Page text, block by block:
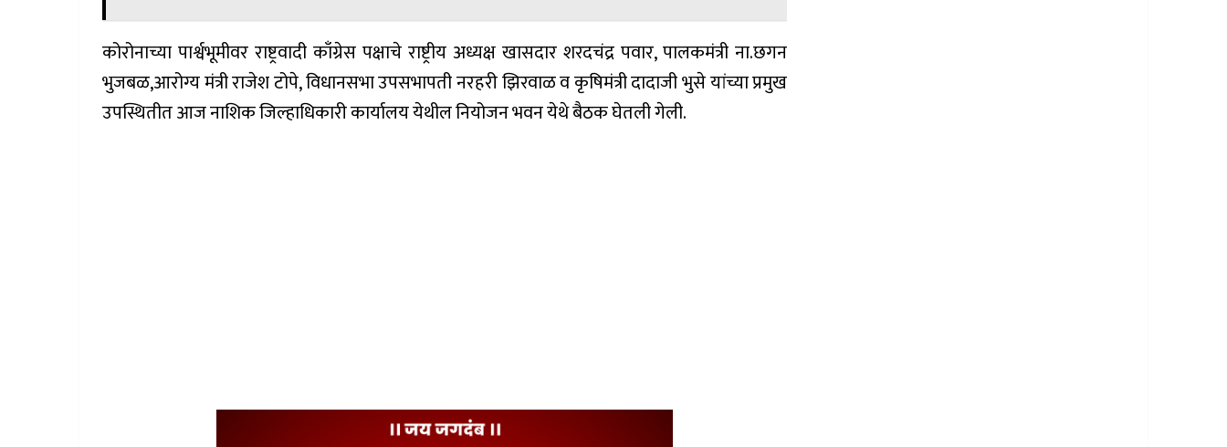
कोरोनाच्या पार्श्वभूमीवर राष्ट्रवादी काँग्रेस पक्षाचे राष्ट्रीय अध्यक्ष खासदार शरदचंद्र पवार, पालकमंत्री ना.छगन
भुजबळ,आरोग्य मंत्री राजेश टोपे, विधानसभा उपसभापती नरहरी झिरवाळ व कृषिमंत्री दादाजी भुसे यांच्या प्रमुख
उपस्थितीत आज नाशिक जिल्हाधिकारी कार्यालय येथील नियोजन भवन येथे बैठक घेतली गेली.